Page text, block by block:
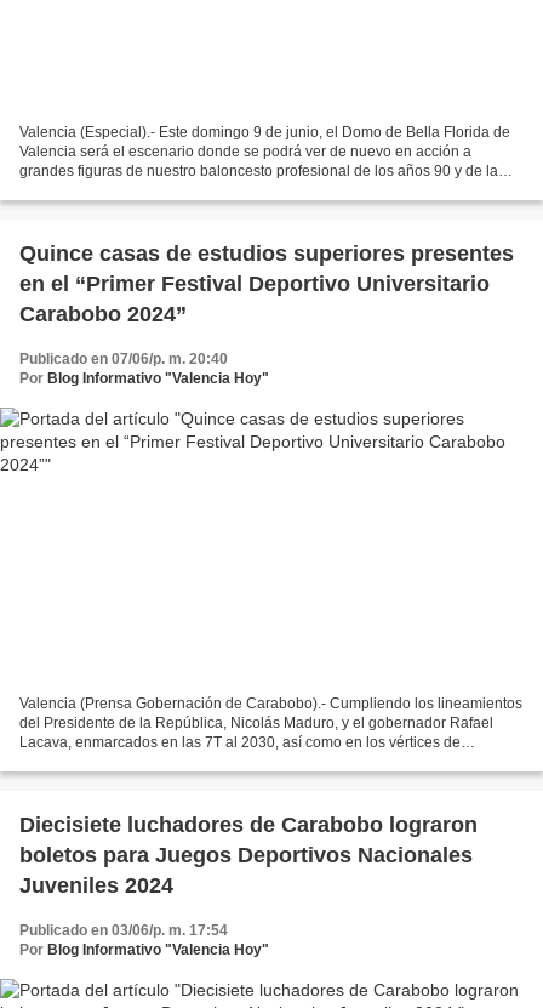
Valencia (Especial).- Este domingo 9 de junio, el Domo de Bella Florida de
Valencia será el escenario donde se podrá ver de nuevo en acción a
grandes figuras de nuestro baloncesto profesional de los años 90 y de la
Quince casas de estudios superiores presentes
en el “Primer Festival Deportivo Universitario
Carabobo 2024”
Publicado en 07/06/p. m. 20:40
Por Blog Informativo "Valencia Hoy"
Valencia (Prensa Gobernación de Carabobo).- Cumpliendo los lineamientos
del Presidente de la República, Nicolás Maduro, y el gobernador Rafael
Lacava, enmarcados en las 7T al 2030, así como en los vértices de
Diecisiete luchadores de Carabobo lograron
boletos para Juegos Deportivos Nacionales
Juveniles 2024
Publicado en 03/06/p. m. 17:54
Por Blog Informativo "Valencia Hoy"